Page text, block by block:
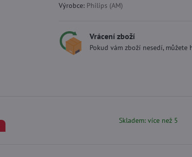
Výrobce: Philips (AM)
Vrácení zboží
Pokud vám zboží nesedí,
Skladem: více než 5